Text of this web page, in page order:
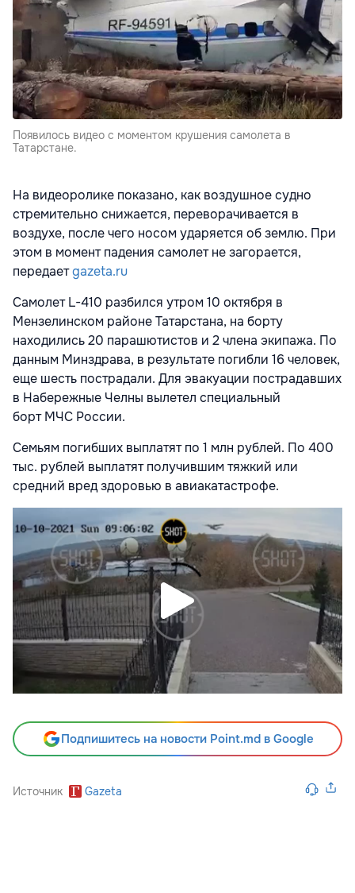
Появилось видео с моментом крушения самолета в
Татарстане.
На видеоролике показано, как воздушное судно
стремительно снижается, переворачивается в
воздухе, после чего носом ударяется об землю. При
этом в момент падения самолет не загорается,
передаетgazeta.ru
Самолет L-410 разбился утром 10 октября в
Мензелинском районе Татарстана, на борту
находились 20 парашютистов и 2 члена экипажа. По
данным Минздрава, в результате погибли 16 человек,
еще шесть пострадали. Для эвакуации пострадавших
в Набережные Челны вылетел специальный
борт МЧС России.
Семьям погибших выплатят по 1 млн рублей. По 400
тыс. рублей выплатят получившим тяжкий или
средний вред здоровью в авиакатастрофе.
Подпишитесь на новости Point.md в Google
Источник Gazeta